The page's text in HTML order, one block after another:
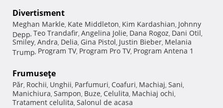
Divertisment
Meghan Markle, Kate Middleton, Kim Kardashian, Johnny
Depp, Teo Trandafir, Angelina Jolie, Dana Rogoz, Dani Otil,
Smiley, Andra, Delia, Gina Pistol, Justin Bieber, Melania
Trump, Program TV, Program Pro TV, Program Antena 1
Frumuseţe
Păr, Rochii, Unghii, Parfumuri, Coafuri, Machiaj, Sani,
Manichiura, Sampon, Buze, Celulita, Machiaj ochi,
Tratament celulita, Salonul de acasa